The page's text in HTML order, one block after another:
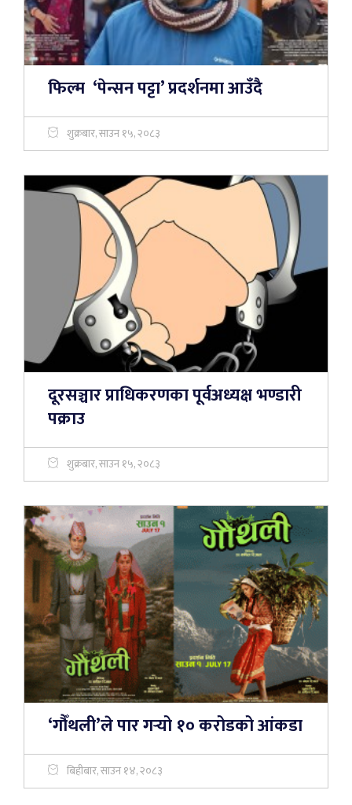
फिल्म ‘पेन्सन पट्टा’ प्रदर्शनमा आउँदै
शुक्रबार, साउन १५, २०८३
दूरसञ्चार प्राधिकरणका पूर्वअध्यक्ष भण्डारी
पक्राउ
शुक्रबार, साउन १५, २०८३
‘गौँथली’ले पार गर्‍यो १० करोडको आंकडा
बिहीबार, साउन १४, २०८३